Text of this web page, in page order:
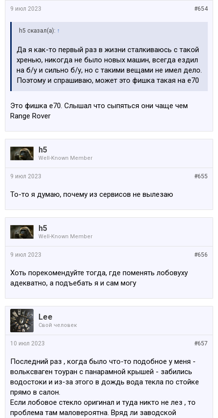
#654
9 июл 2023
h5 сказал(а): ↑
Да я как-то первый раз в жизни сталкиваюсь с такой
хренью, никогда не было новых машин, всегда ездил
на б/у и сильно б/у, но с такими вещами не имел дело.
Поэтому и спрашиваю, может это фишка такая на е70
Это фишка е70. Слышал что сыпяться они чаще чем
Range Rover
h5
Well-Known Member
#655
9 июл 2023
То-то я думаю, почему из сервисов не вылезаю
h5
Well-Known Member
#656
9 июл 2023
Хоть порекомендуйте тогда, где поменять лобовуху
адекватно, а подъебать я и сам могу
Lee
Свой человек
#657
10 июл 2023
Последний раз , когда было что-то подобное у меня -
вольксваген тоуран с панарамной крышей - забились
водостоки и из-за этого в дождь вода текла по стойке
прямо в салон.
Если лобовое стекло оригинал и туда никто не лез , то
проблема там маловероятна. Вряд ли заводской